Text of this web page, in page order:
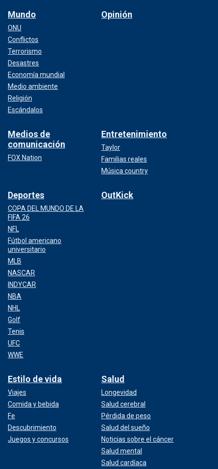
Mundo
ONU
Conflictos
Terrorismo
Desastres
Economía mundial
Medio ambiente
Religión
Escándalos
Opinión
Medios de
comunicación
FOX Nation
Entretenimiento
Taylor
Familias reales
Música country
Deportes
COPA DEL MUNDO DE LA
FIFA 26
NFL
Fútbol americano
universitario
MLB
NASCAR
INDYCAR
NBA
NHL
Golf
Tenis
UFC
WWE
OutKick
Estilo de vida
Viajes
Comida y bebida
Fe
Descubrimiento
Juegos y concursos
Salud
Longevidad
Salud cerebral
Pérdida de peso
Salud del sueño
Noticias sobre el cáncer
Salud mental
Salud cardíaca